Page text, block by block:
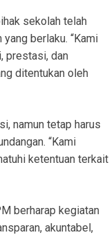
sekolah telah
berlaku. “Kami
prestasi, dan
ditentukan oleh
namun tetap harus
“Kami
ketentuan terkait
berharap kegiatan
akuntabel,